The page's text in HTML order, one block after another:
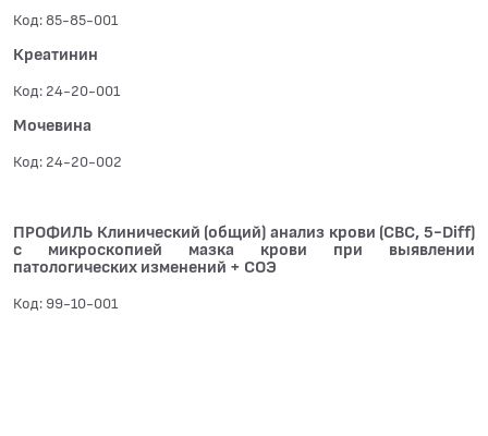
Код: 85-85-001
Креатинин
Код: 24-20-001
Мочевина
Код: 24-20-002
ПРОФИЛЬ Клинический (общий) анализ крови (CBC, 5-Diff)
с микроскопией мазка крови при выявлении
патологических изменений + СОЭ
Код: 99-10-001